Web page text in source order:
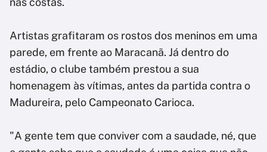
Artistas grafitaram os rostos dos meninos em uma
parede, em frente ao Maracanã. Já dentro do
estádio, o clube também prestou a sua
homenagem às vítimas, antes da partida contra o
Madureira, pelo Campeonato Carioca.
"A gente tem que conviver com a saudade, né, que